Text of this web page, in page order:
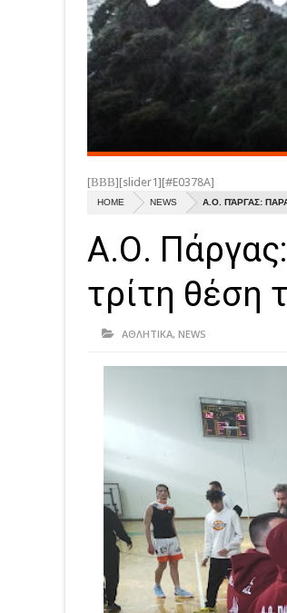
[ΒΒΒ][slider1][#E0378A]
HOME NEWS Α.Ο. ΠΆΡΓΑΣ:
Α.Ο.
τρίτη θέση
ΑΘΛΗΤΙΚΑ, NEWS